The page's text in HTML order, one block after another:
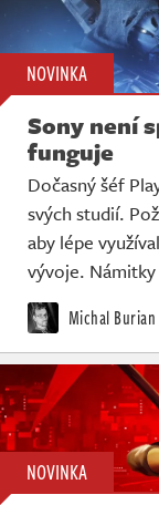
NOVINKA
Sony není
funguje
Dočasný šéf
svých studií.
aby lépe
vývoje.
Michal Burian
NOVINKA